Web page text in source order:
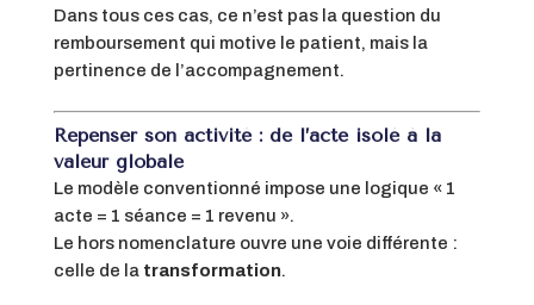
Dans tous ces cas, ce n’est pas la question du
remboursement qui motive le patient, mais la
pertinence de l’accompagnement.
Repenser son activité : de l’acte isolé à la
valeur globale
Le modèle conventionné impose une logique « 1
acte = 1 séance = 1 revenu ».
Le hors nomenclature ouvre une voie différente :
celle de la transformation.